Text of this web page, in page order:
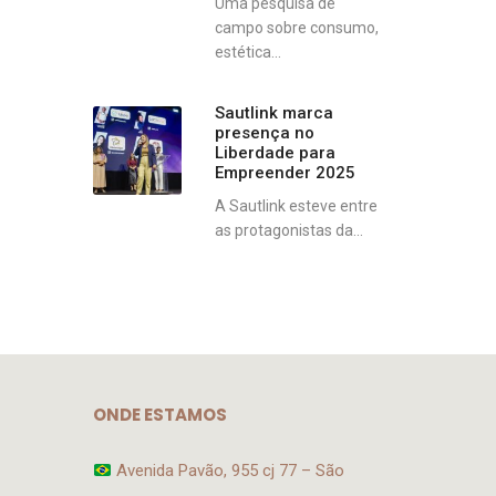
campo sobre consumo,
estética...
Sautlink marca
presença no
Liberdade para
Empreender 2025
A Sautlink esteve entre
as protagonistas da...
ONDE ESTAMOS
Avenida Pavão, 955 cj 77 – São